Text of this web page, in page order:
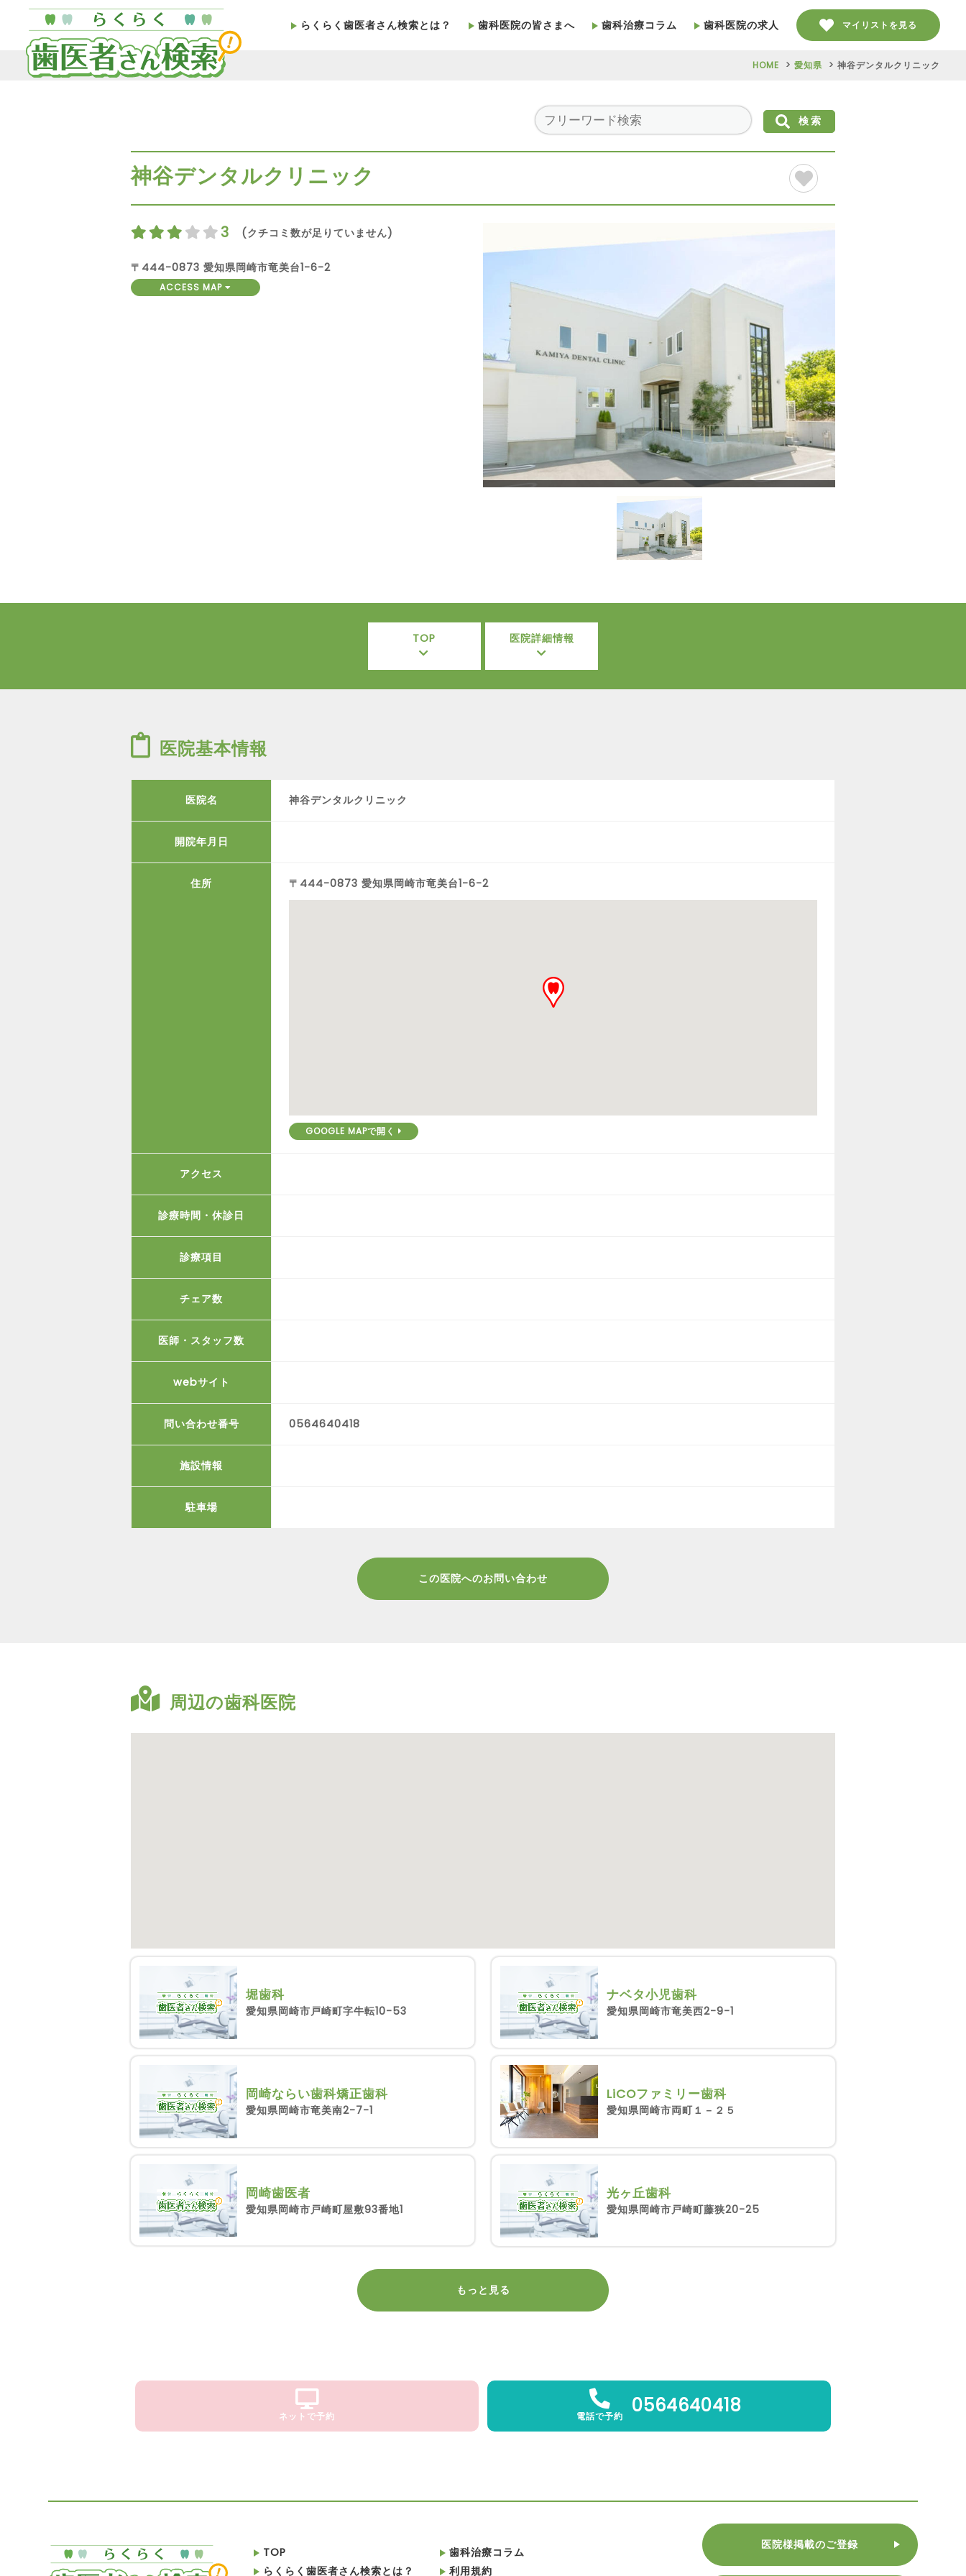
らくらく歯医者さん検索とは？ 歯科医院の皆さまへ 歯科治療コラム 歯科医院の求人 マイリストを見る
HOME 愛知県 神谷デンタルクリニック
検索
神谷デンタルクリニック
3 (クチコミ数が足りていません)
〒444-0873 愛知県岡崎市竜美台1-6-2
ACCESS MAP
TOP 医院詳細情報
医院基本情報
医院名 神谷デンタルクリニック
開院年月日
住所 〒444-0873 愛知県岡崎市竜美台1-6-2
GOOGLE MAPで開く
アクセス
診療時間・休診日
診療項目
チェア数
医師・スタッフ数
webサイト
問い合わせ番号 0564640418
施設情報
駐車場
この医院へのお問い合わせ
周辺の歯科医院
堀歯科
愛知県岡崎市戸崎町字牛転10-53
岡崎ならい歯科矯正歯科
愛知県岡崎市竜美南2-7-1
岡崎歯医者
愛知県岡崎市戸崎町屋敷93番地1
ナベタ小児歯科
愛知県岡崎市竜美西2-9-1
LiCOファミリー歯科
愛知県岡崎市両町１－２５
光ヶ丘歯科
愛知県岡崎市戸崎町藤狭20-25
もっと見る
ネットで予約 電話で予約 0564640418
TOP
らくらく歯医者さん検索とは？
歯科治療コラム
利用規約
医院様掲載のご登録